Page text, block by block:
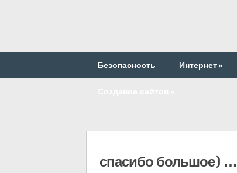
Безопасность Интернет»
спасибо большое) …